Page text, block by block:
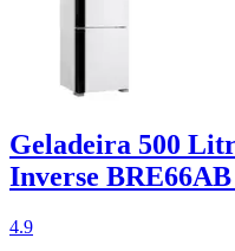
Geladeira 500
Inverse
4.9